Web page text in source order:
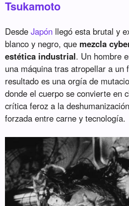
Tsukamoto
DesdeJapón llegó esta brutal y
blanco y negro, que mezcla
estética industrial. Un hombre
una máquina tras atropellar a un
resultado es una orgía de
donde el cuerpo se convierte en
crítica feroz a la
forzada entre carne y tecnología.